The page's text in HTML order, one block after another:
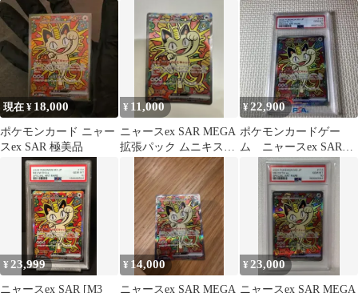
現在 ¥ 18,000
ポケモンカード ニャー
スex SAR 極美品
¥ 11,000
ニャースex SAR MEGA
拡張パック ムニキスゼ
ロ キラ 114/080
¥22,900
ポケモンカードゲー
ム ニャースex SAR
PSA10
¥ 23,999
ニャースex SAR [M3
¥ 14,000
ニャースex SAR MEGA
¥ 23,000
ニャースex SAR MEGA